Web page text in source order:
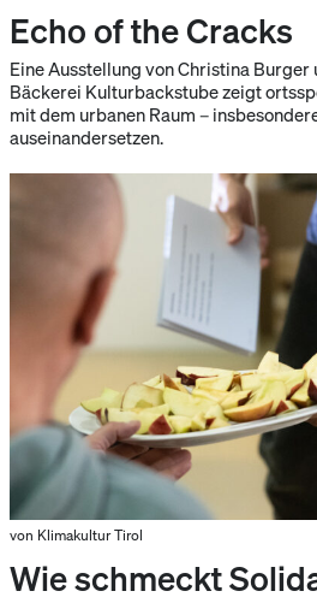
Echo of the Cracks
Eine Ausstellung von Christina
Bäckerei Kulturbackstube zeigt
mit dem urbanen Raum –
auseinandersetzen.
von Klimakultur Tirol
Wie schmeckt